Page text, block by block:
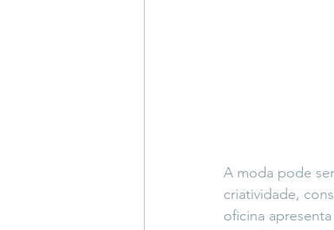
A moda pode
criatividade,
oficina